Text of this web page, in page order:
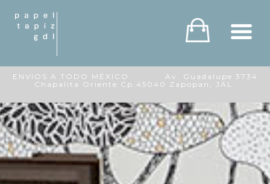
ENVIOS A TODO MÉXICO Av. Guadalupe 3734
Chapalita Oriente Cp.45040 Zapopan, JAL.